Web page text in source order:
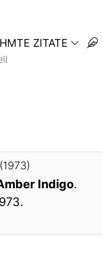
ZITATE
(1973)
Indigo.